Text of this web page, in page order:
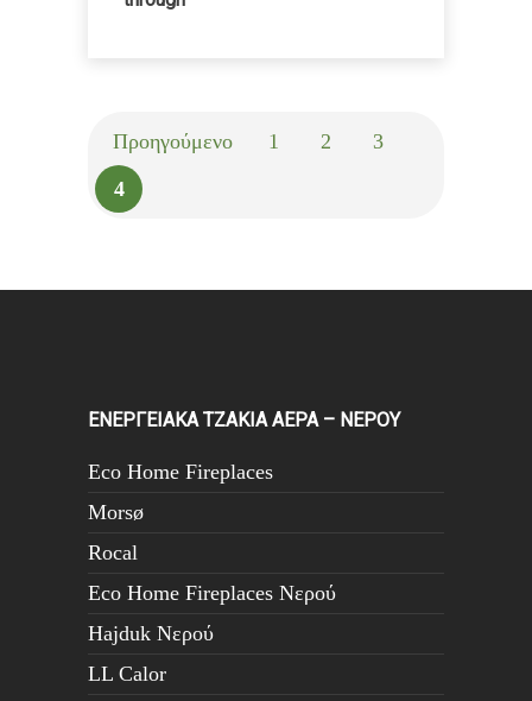
Προηγούμενο 1 2
3
4
ΕΝΕΡΓΕΙΑΚΑ ΤΖΑΚΙΑ ΑΕΡΑ – ΝΕΡΟΥ
Eco Home Fireplaces
Morsø
Rocal
Eco Home Fireplaces Νερού
Hajduk Νερού
LL Calor